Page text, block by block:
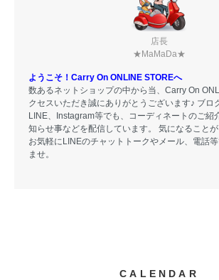
店長
★MaMaDa★
ようこそ！Carry On ONLINE STOREへ
数あるネットショップの中から当、Carry On
クセスいただき誠にありがとうございます♪ ブロ
LINE、Instagram等でも、コーディネートのご紹
知らせ事などを配信しています。 気になることが
お気軽にLINEのチャットトークやメール、電話
ませ。
CALENDAR